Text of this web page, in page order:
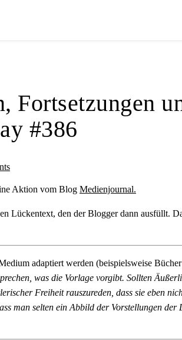
Fortsetzungen
#386
Aktion vom Blog Medienjournal.
Lückentext, den der Blogger dann ausfüllt.
adaptiert werden (beispielsweise
was die Vorlage vorgibt. Sollten
Freiheit rauszureden, dass sie eben
man selten ein Abbild der Vorstellungen der